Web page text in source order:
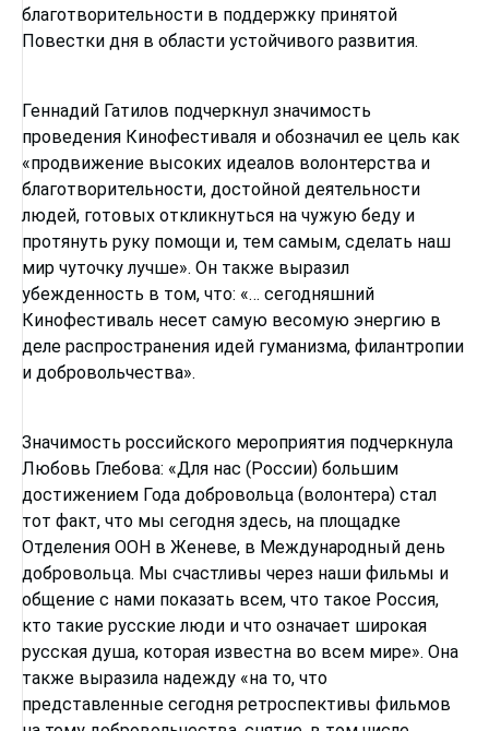
благотворительности в поддержку принятой
Повестки дня в области устойчивого развития.
Геннадий Гатилов подчеркнул значимость
проведения Кинофестиваля и обозначил ее цель как
«продвижение высоких идеалов волонтерства и
благотворительности, достойной деятельности
людей, готовых откликнуться на чужую беду и
протянуть руку помощи и, тем самым, сделать наш
мир чуточку лучше». Он также выразил
убежденность в том, что: «… сегодняшний
Кинофестиваль несет самую весомую энергию в
деле распространения идей гуманизма, филантропии
и добровольчества».
Значимость российского мероприятия подчеркнула
Любовь Глебова: «Для нас (России) большим
достижением Года добровольца (волонтера) стал
тот факт, что мы сегодня здесь, на площадке
Отделения ООН в Женеве, в Международный день
добровольца. Мы счастливы через наши фильмы и
общение с нами показать всем, что такое Россия,
кто такие русские люди и что означает широкая
русская душа, которая известна во всем мире». Она
также выразила надежду «на то, что
представленные сегодня ретроспективы фильмов